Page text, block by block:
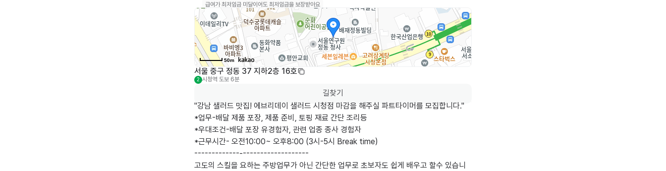
급여가 최저임금 미달이어도 최저임금을 보장받아요
50m
서울 중구 정동 37 지하2층 16호
2 시청역 도보 6분
길찾기
"강남 샐러드 맛집! 에브리데이 샐러드 시청점 마감을 해주실 파트타이머를 모집합니다."
*업무-배달 제품 포장, 제품 준비, 토핑 재료 간단 조리등
*우대조건-배달 포장 유경험자, 관련 업종 종사 경험자
*근무시간- 오전10:00~ 오후8:00 (3시-5시 Break time)
-------------‐-------------------
고도의 스킬을 요하는 주방업무가 아닌 간단한 업무로 초보자도 쉽게 배우고 할수 있습니